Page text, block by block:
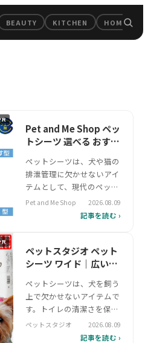
のちょっとい
BEAUTY KITCHEN HOME
Pet and Me Shop ペッ
トシーツ 選べる おすす
ペットシーツは、犬や猫の
排泄管理に欠かせないアイ
テムとして、現代のペット
飼育において重要な役割を
果たしています。特に多頭
なシーンで活用されるた
め、吸収力や消臭機能のバ
年はサイズや厚みの選択肢
が豊富になり、飼い主のラ
イフスタイルに…
Pet and Me Shop 2026.08.09
記事を読む ›
ペットスタジオ ペット
シーツ ワイド｜広いス
アイテム
ペットシーツは、犬を飼う
上で欠かせないアイテムで
す。トイレの清潔さを保ち
ながら、排泄物の管理を効
率化する役割を担います。
ペットスタジオ 2026.08.09
記事を読む ›